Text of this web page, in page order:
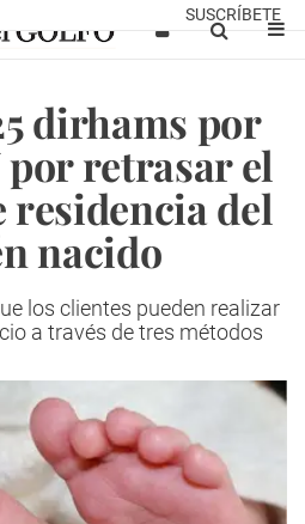
SUSCRÍBETE
dirhams por
por retrasar el
residencia del
nacido
los clientes pueden realizar
a través de tres métodos